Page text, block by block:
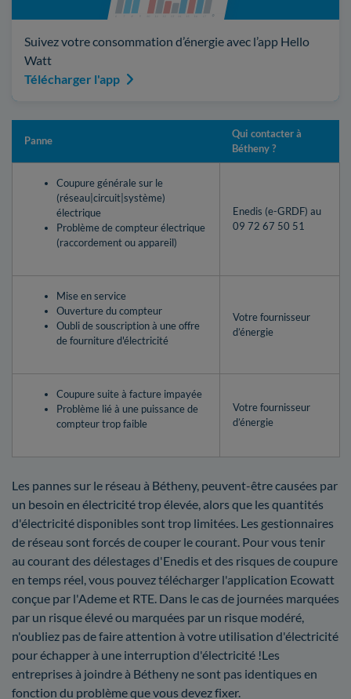
Suivez votre consommation d’énergie avec l’app Hello
Watt
Télécharger l'app
Panne
Qui contacter à
Bétheny ?
Coupure générale sur le
(réseau|circuit|système)
électrique
Problème de compteur électrique
(raccordement ou appareil)
Enedis (e-GRDF) au
09 72 67 50 51
Mise en service
Ouverture du compteur
Oubli de souscription à une offre
de fourniture d'électricité
Votre fournisseur
d’énergie
Coupure suite à facture impayée
Problème lié à une puissance de
compteur trop faible
Votre fournisseur
d’énergie
Les pannes sur le réseau à Bétheny, peuvent-être causées par
un besoin en électricité trop élevée, alors que les quantités
d'électricité disponibles sont trop limitées. Les gestionnaires
de réseau sont forcés de couper le courant. Pour vous tenir
au courant des délestages d'Enedis et des risques de coupure
en temps réel, vous pouvez télécharger l'application Ecowatt
conçue par l'Ademe et RTE. Dans le cas de journées marquées
par un risque élevé ou marquées par un risque modéré,
n'oubliez pas de faire attention à votre utilisation d'électricité
pour échapper à une interruption d'électricité !Les
entreprises à joindre à Bétheny ne sont pas identiques en
fonction du problème que vous devez fixer.